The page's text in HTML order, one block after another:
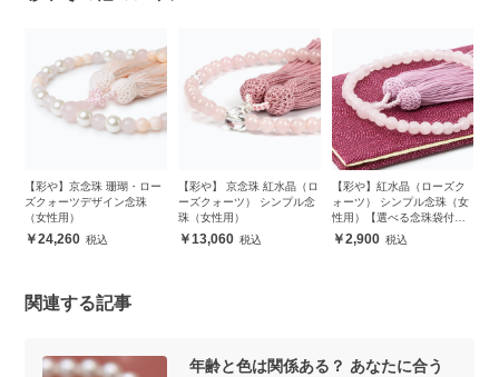
【彩や】京念珠 珊瑚・ロー
ズクォーツデザイン念珠
（女性用）
24,260
【彩や】 京念珠 紅水晶（ロ
ーズクォーツ） シンプル念
珠（女性用）
13,060
【彩や】紅水晶（ローズク
ォーツ） シンプル念珠（女
性用）【選べる念珠袋付
き】2,900
関連する記事
年齢と色は関係ある？ あなたに合う